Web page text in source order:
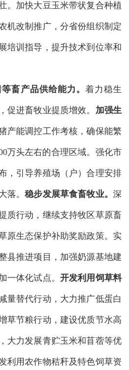
。加快大豆玉米带状复合种植
机改制推广，分省份组织制定
培训指导，提升技术到位率和
畜产品供给能力。 着力稳生
促进畜牧业提质增效。 加强生
产能调控工作考核，确保能繁
万头左右的合理区域。强化市
，引导养殖场（户）合理安排
落。稳步发展草食畜牧业。深
质行动，继续支持牧区草原畜
原生态保护补助奖励政策。实
县推进项目，加强奶源基地建
一体化试点。 开发利用饲草料
量替代行动，大力推广低蛋白
草节粮行动，建设优质节水高
大力发展青贮玉米和苜蓿等优
利用农作物秸秆及特色饲草资